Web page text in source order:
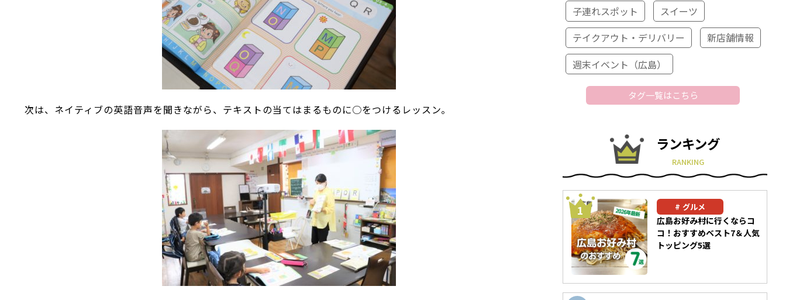
次は、ネイティブの英語音声を聞きながら、テキストの当てはまるものに○をつけるレッスン。
子連れスポット
スイーツ
テイクアウト・デリバリー
新店舗情報
週末イベント（広島）
タグ一覧はこちら
ランキング
RANKING
グルメ
広島お好み村に行くならコ
コ！おすすめベスト7＆人気
トッピング5選